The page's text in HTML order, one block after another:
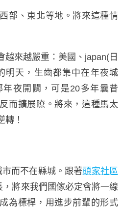
、東北等地。將來這種情
來越嚴重：美國、japan(日
明天，生齒都集中在年夜城
夜開闢，可是20多年曩昔
而擴展瞭。將來，這種馬太
轉！
而不在縣城。跟著頭家社區
，將來我們國傢必定會將一線
為標桿，用進步前輩的形式